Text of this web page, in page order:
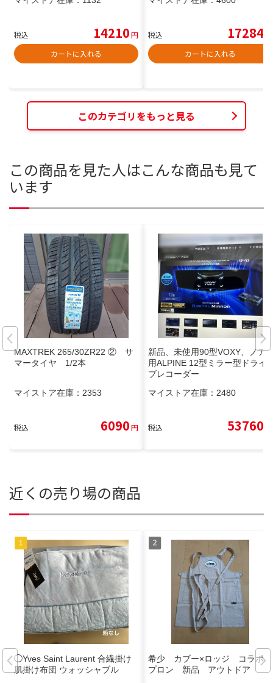
税込 14210円
カートに入れる
税込 17284
カートに入れる
このカテゴリをもっと見る
この商品を見た人はこんな商品も見て
います
MAXTREK 265/30ZR22 ② サ
マータイヤ 1/2本
マイストア在庫： 2353
税込 6090円
新品、未使用90型VOXY、ノア
用ALPINE 12型ミラー型ドライ
ブレコーダー
マイストア在庫： 2480
税込 53760
近くの売り場の商品
◯Yves Saint Laurent 合繊掛け
肌掛け布団 ウォッシャブル
希少 カブー×ロッジ コラボエ
プロン 新品 アウトドア